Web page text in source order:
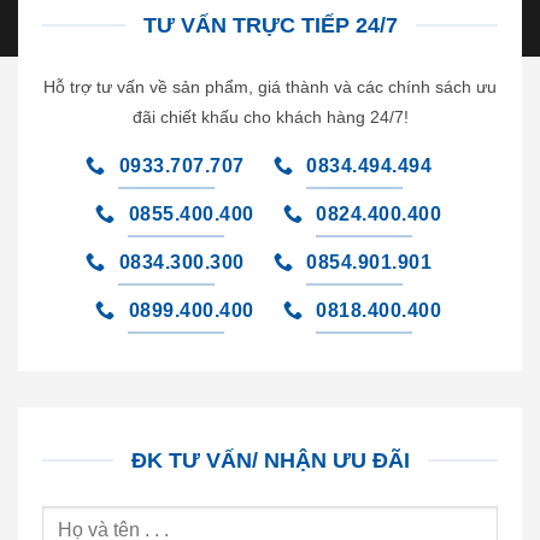
TƯ VẤN TRỰC TIẾP 24/7
Hỗ trợ tư vấn về sản phẩm, giá thành và các chính sách ưu
đãi chiết khấu cho khách hàng 24/7!
0933.707.707 0834.494.494
0855.400.400 0824.400.400
0834.300.300 0854.901.901
0899.400.400 0818.400.400
ĐK TƯ VẤN/ NHẬN ƯU ĐÃI